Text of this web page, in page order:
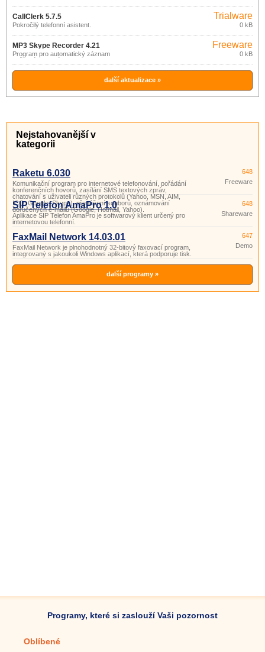
odesílání a příjem faxových zpráv v síti.
CallClerk 5.7.5
Pokročilý telefonní asistent.
Trialware
0 kB
MP3 Skype Recorder 4.21
Program pro automatický záznam
veškeré hlasové komunikace
realizované prostřednictvím Skype.
Freeware
0 kB
další aktualizace »
Nejstahovanější v
kategorii
Raketu 6.030
Komunikační program pro internetové telefonování, pořádání
konferenčních hovorů, zasílání SMS textových zpráv,
chatování s uživateli různých protokolů (Yahoo, MSN, AIM,
ICQ, Google, Skype), přenášení souborů, oznámování
doručených e-mailů (Google, Hotmail, Yahoo).
648
Freeware
SIP Telefon AmaPro 1.0
Aplikace SIP Telefon AmaPro je softwarový klient určený pro
internetovou telefonní.
648
Shareware
FaxMail Network 14.03.01
FaxMail Network je plnohodnotný 32-bitový faxovací program,
integrovaný s jakoukoli Windows aplikací, která podporuje tisk.
647
Demo
další programy »
Programy, které si zaslouží Vaši pozornost
Oblíbené